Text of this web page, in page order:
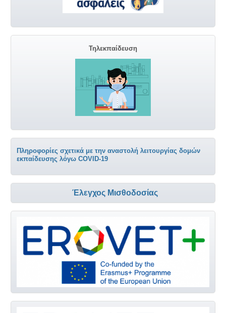
Τηλεκπαίδευση
Πληροφορίες σχετικά με την αναστολή λειτουργίας δομών
εκπαίδευσης λόγω COVID-19
Έλεγχος Μισθοδοσίας